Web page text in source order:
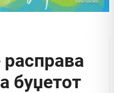
расправа
буџетот